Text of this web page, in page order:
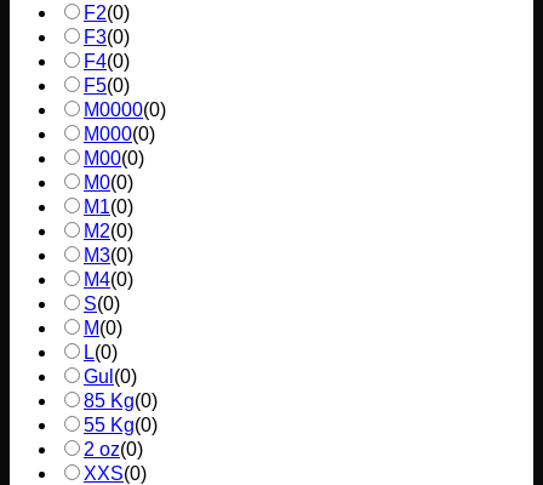
F2(0)
F3(0)
F4(0)
F5(0)
M0000(0)
M000(0)
M00(0)
M0(0)
M1(0)
M2(0)
M3(0)
M4(0)
S(0)
M(0)
L(0)
Gul (0)
85 Kg(0)
55 Kg(0)
2 oz(0)
XXS(0)